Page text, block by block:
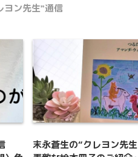
ヨン先生”通信
末永蒼生の“クレヨン先